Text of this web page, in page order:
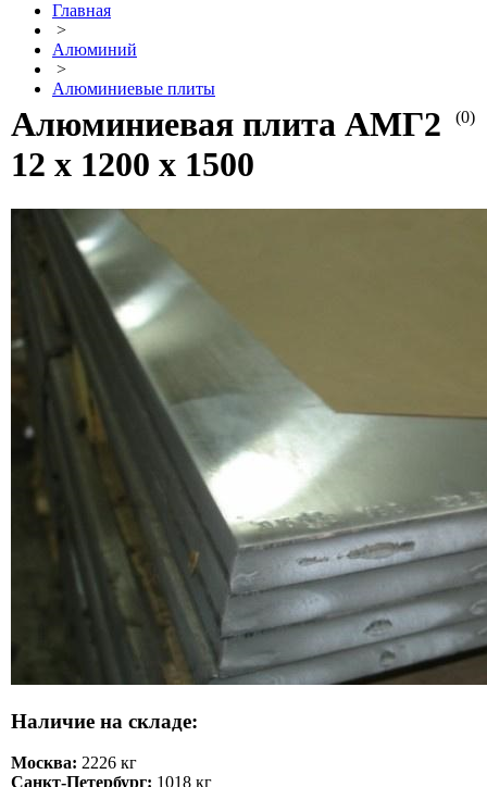
Главная
>
Алюминий
>
Алюминиевые плиты
(0)
Алюминиевая плита АМГ2
12 х 1200 х 1500
Наличие на складе:
Москва: 2226 кг
Санкт-Петербург: 1018 кг